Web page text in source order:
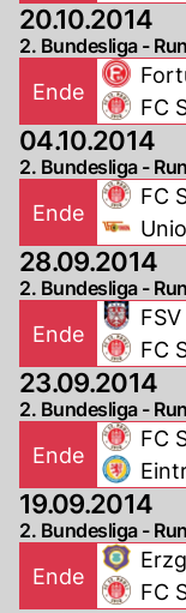
20.10.2014
2. Bundesliga -
Ende
FC
04.10.2014
2. Bundesliga -
Ende
FC
28.09.2014
2. Bundesliga -
Ende
FC
23.09.2014
2. Bundesliga -
Ende
FC
19.09.2014
2. Bundesliga -
Ende
FC